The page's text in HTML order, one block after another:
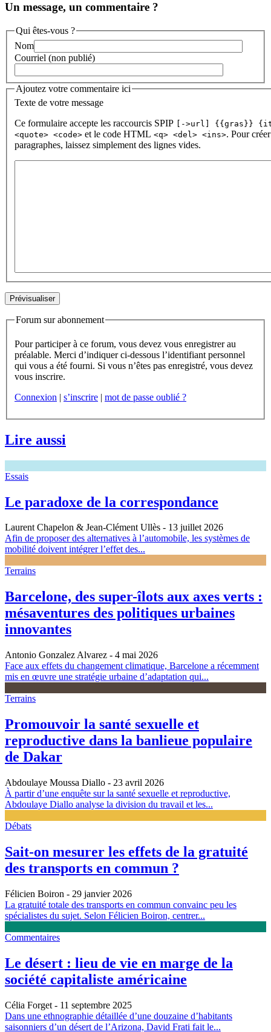
Un message, un commentaire ?
Qui êtes-vous ?
Nom
Courriel (non publié)
Ajoutez votre commentaire ici
Texte de votre message
Ce formulaire accepte les raccourcis SPIP
[->url] {{gras}}
<quote> <code> et le code HTML <q> <del> <ins>. Pour
paragraphes, laissez simplement des lignes vides.
Forum sur abonnement
Pour participer à ce forum, vous devez vous enregistrer au
préalable. Merci d’indiquer ci-dessous l’identifiant personnel
qui vous a été fourni. Si vous n’êtes pas enregistré, vous devez
vous inscrire.
Connexion | s’inscrire | mot de passe oublié ?
Lire aussi
Essais
Le paradoxe de la correspondance
Laurent Chapelon & Jean-Clément Ullès - 13 juillet 2026
Afin de proposer des alternatives à l’automobile, les systèmes de
mobilité doivent intégrer l’effet des...
Terrains
Barcelone, des super-îlots aux axes verts :
mésaventures des politiques urbaines
innovantes
Antonio Gonzalez Alvarez - 4 mai 2026
Face aux effets du changement climatique, Barcelone a récemment
mis en œuvre une stratégie urbaine d’adaptation qui...
Terrains
Promouvoir la santé sexuelle et
reproductive dans la banlieue populaire
de Dakar
Abdoulaye Moussa Diallo - 23 avril 2026
À partir d’une enquête sur la santé sexuelle et reproductive,
Abdoulaye Diallo analyse la division du travail et les...
Débats
Sait-on mesurer les effets de la gratuité
des transports en commun ?
Félicien Boiron - 29 janvier 2026
La gratuité totale des transports en commun convainc peu les
spécialistes du sujet. Selon Félicien Boiron, centrer...
Commentaires
Le désert : lieu de vie en marge de la
société capitaliste américaine
Célia Forget - 11 septembre 2025
Dans une ethnographie détaillée d’une douzaine d’habitants
saisonniers d’un désert de l’Arizona, David Frati fait le...